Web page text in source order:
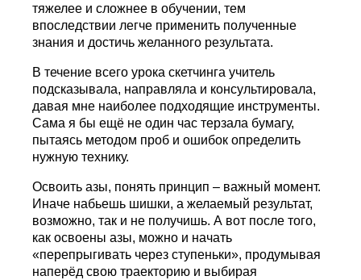
тяжелее и сложнее в обучении, тем
впоследствии легче применить полученные
знания и достичь желанного результата.
В течение всего урока скетчинга учитель
подсказывала, направляла и консультировала,
давая мне наиболее подходящие инструменты.
Сама я бы ещё не один час терзала бумагу,
пытаясь методом проб и ошибок определить
нужную технику.
Освоить азы, понять принцип – важный момент.
Иначе набьешь шишки, а желаемый результат,
возможно, так и не получишь. А вот после того,
как освоены азы, можно и начать
«перепрыгивать через ступеньки», продумывая
наперёд свою траекторию и выбирая